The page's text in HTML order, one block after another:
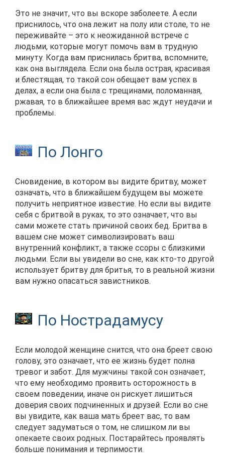
Это не значит, что вы вскоре заболеете. А если
приснилось, что она лежит на полу или столе, то не
переживайте – это к неожиданной встрече с
людьми, которые могут помочь вам в трудную
минуту. Когда вам приснилась бритва, вспомните,
как она выглядела. Если она была острая, красивая
и блестящая, то такой сон обещает вам успех в
делах, а если она была с трещинами, поломанная,
ржавая, то в ближайшее время вас ждут неудачи и
проблемы.
По Лонго
Сновидение, в котором вы видите бритву, может
означать, что в ближайшем будущем вы можете
получить неприятное известие. Но если вы видите
себя с бритвой в руках, то это означает, что вы
сами можете стать причиной своих бед. Бритва в
вашем сне может символизировать ваш
внутренний конфликт, а также ссоры с близкими
людьми. Если вы увидели во сне, как кто-то другой
использует бритву для бритья, то в реальной жизни
вам нужно опасаться завистников.
По Нострадамусу
Если молодой женщине снится, что она бреет свою
голову, это означает, что ее жизнь будет полна
тревог и забот. Для мужчины такой сон означает,
что ему необходимо проявить осторожность в
своем поведении, иначе он рискует лишиться
доверия своих подчиненных и друзей. Если во сне
вы увидите, как ваша мать бреет вас, то вам
следует задуматься о том, не слишком ли вы
опекаете своих родных. Постарайтесь проявлять
больше понимания и терпимости.